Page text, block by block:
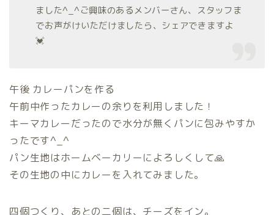
ました^_^ご興味のあるメンバーさん、スタッフま
でお声がけいただけましたら、シェアできますよ
💓
午後 カレーパンを作る
午前中作ったカレーの余りを利用しました！
キーマカレーだったので水分が無くパンに包みやすか
ったです^_^
パン生地はホームベーカリーによろしくして🙏
その生地の中にカレーを入れてみました。
四個つくり、あとの二個は、チーズをイン。